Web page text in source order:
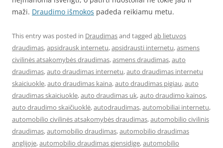
maži. Draudimo išmokos padeda reikiamu metu.
This entry was posted in Draudimasand tagged ab lietuvos
draudimas,apsidrausk internetu,apsidrausti internetu,asmens
civilinės atsakomybės draudimas,asmens draudimas,auto
draudimas,auto draudimas internetu,auto draudimas internetu
skaiciuokle,auto draudimas kaina,auto draudimas pigiau,auto
draudimas skaiciuokle,auto draudimas uk,auto draudimo kainos,
auto draudimo skaičiuoklė,autodraudimas,automobiliai internetu,
automobilio civilinės atsakomybės draudimas,automobilio civilinis
draudimas,automobilio draudimas,automobilio draudimas
anglijoje,automobilio draudimas gjensidige,automobilio